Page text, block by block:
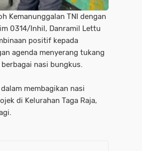
Kemanunggalan TNI dengan
0314/Inhil, Danramil Lettu
positif kepada
agenda menyerang tukang
nasi bungkus.
membagikan nasi
di Kelurahan Taga Raja,